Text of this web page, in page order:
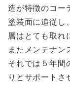
造が特徴のコー
塗装面に追従し
層はとても取れ
またメンテナン
それでは５年間
りとサポートさ